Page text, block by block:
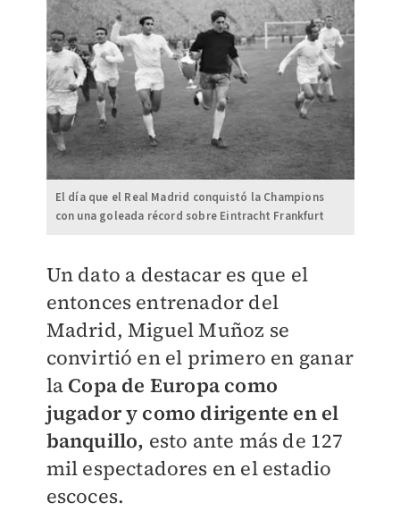
El día que el Real Madrid conquistó la Champions
con una goleada récord sobre Eintracht Frankfurt
Un dato a destacar es que el
entonces entrenador del
Madrid, Miguel Muñoz se
convirtió en el primero en ganar
la Copa de Europa como
jugador y como dirigente en el
banquillo, esto ante más de 127
mil espectadores en el estadio
escoces.